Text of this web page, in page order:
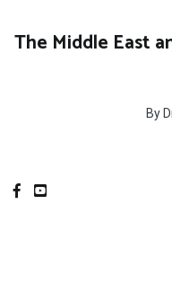
content
The Middle East
By